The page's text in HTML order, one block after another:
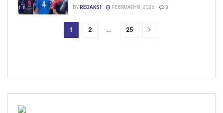
BY REDAKSI FEBRUARY 8, 2026 0
1 2 25